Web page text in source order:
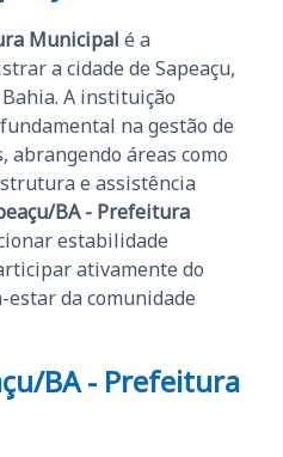
Municipal é a
a cidade de Sapeaçu,
A instituição
na gestão de
abrangendo áreas como
e assistência
BA - Prefeitura
estabilidade
ativamente do
da comunidade
BA - Prefeitura